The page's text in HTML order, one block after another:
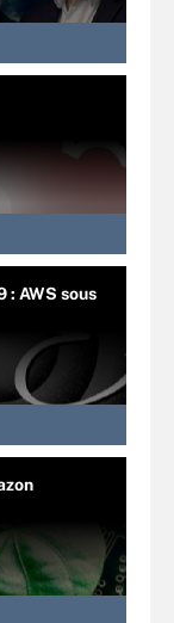
: AWS sous